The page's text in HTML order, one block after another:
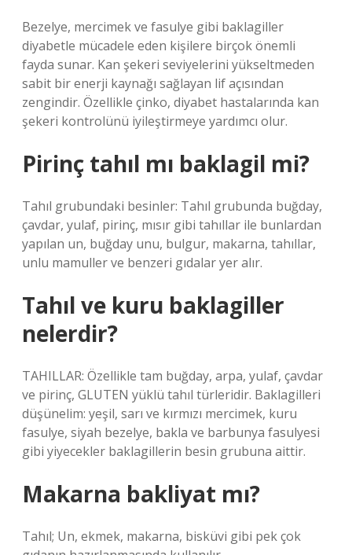
Bezelye, mercimek ve fasulye gibi baklagiller
diyabetle mücadele eden kişilere birçok önemli
fayda sunar. Kan şekeri seviyelerini yükseltmeden
sabit bir enerji kaynağı sağlayan lif açısından
zengindir. Özellikle çinko, diyabet hastalarında kan
şekeri kontrolünü iyileştirmeye yardımcı olur.
Pirinç tahıl mı baklagil mi?
Tahıl grubundaki besinler: Tahıl grubunda buğday,
çavdar, yulaf, pirinç, mısır gibi tahıllar ile bunlardan
yapılan un, buğday unu, bulgur, makarna, tahıllar,
unlu mamuller ve benzeri gıdalar yer alır.
Tahıl ve kuru baklagiller
nelerdir?
TAHILLAR: Özellikle tam buğday, arpa, yulaf, çavdar
ve pirinç, GLUTEN yüklü tahıl türleridir. Baklagilleri
düşünelim: yeşil, sarı ve kırmızı mercimek, kuru
fasulye, siyah bezelye, bakla ve barbunya fasulyesi
gibi yiyecekler baklagillerin besin grubuna aittir.
Makarna bakliyat mı?
Tahıl; Un, ekmek, makarna, bisküvi gibi pek çok